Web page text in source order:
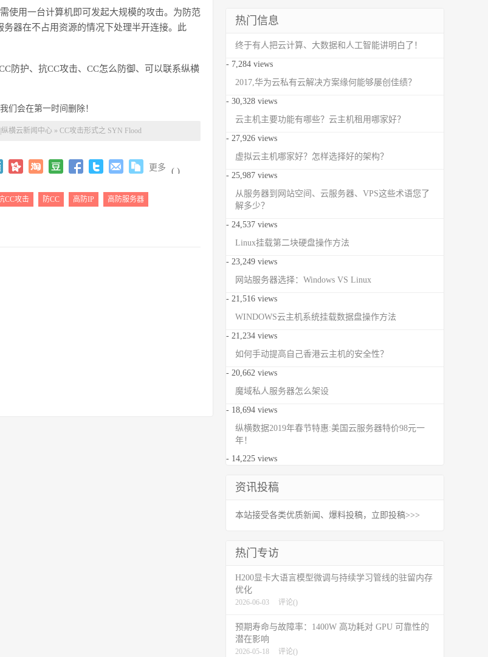
使用一台计算机即可发起大规模的攻击。为防范
务器在不占用资源的情况下处理半开连接。此
防护、抗CC攻击、CC怎么防御、可以联系纵横
们会在第一时间删除！
横云新闻中心» CC攻击形式之 SYN Flood
更多 ( )
CC攻击 防CC 高防IP 高防服务器
热门信息
终于有人把云计算、大数据和人工智能讲明白了！
- 7,284 views
2017,华为云私有云解决方案缘何能够屡创佳绩？
- 30,328 views
云主机主要功能有哪些？云主机租用哪家好？
- 27,926 views
虚拟云主机哪家好？怎样选择好的架构？
- 25,987 views
从服务器到网站空间、云服务器、VPS这些术语您了
解多少？
- 24,537 views
Linux挂载第二块硬盘操作方法
- 23,249 views
网站服务器选择：Windows VS Linux
- 21,516 views
WINDOWS云主机系统挂载数据盘操作方法
- 21,234 views
如何手动提高自己香港云主机的安全性？
- 20,662 views
魔域私人服务器怎么架设
- 18,694 views
纵横数据2019年春节特惠:美国云服务器特价98元一
年！
- 14,225 views
资讯投稿
本站接受各类优质新闻、爆料投稿，立即投稿>>>
热门专访
H200显卡大语言模型微调与持续学习管线的驻留内存
优化
2026-06-03 评论()
预期寿命与故障率：1400W 高功耗对 GPU 可靠性的
潜在影响
2026-05-18 评论()